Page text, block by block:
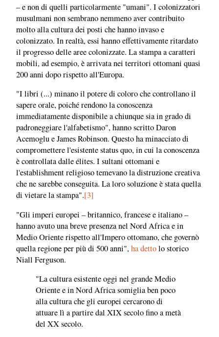
– e non di quelli particolarmente "umani". I colonizzatori
musulmani non sembrano nemmeno aver contribuito
molto alla cultura dei posti che hanno invaso e
colonizzato. In realtà, essi hanno effettivamente ritardato
il progresso delle aree colonizzate. La stampa a caratteri
mobili, ad esempio, è arrivata nei territori ottomani quasi
200 anni dopo rispetto all'Europa.
"I libri (...) minano il potere di coloro che controllano il
sapere orale, poiché rendono la conoscenza
immediatamente disponibile a chiunque sia in grado di
padroneggiare l'alfabetismo", hanno scritto Daron
Acemoglu e James Robinson. Questo ha minacciato di
compromettere l'esistente status quo, in cui la conoscenza
è controllata dalle élites. I sultani ottomani e
l'establishment religioso temevano la distruzione creativa
che ne sarebbe conseguita. La loro soluzione è stata quella
di vietare la stampa".[3]
"Gli imperi europei – britannico, francese e italiano –
hanno avuto una breve presenza nel Nord Africa e in
Medio Oriente rispetto all'Impero ottomano, che governò
quella regione per più di 500 anni",ha dettolo storico
Niall Ferguson.
"La cultura esistente oggi nel grande Medio
Oriente e in Nord Africa somiglia ben poco
alla cultura che gli europei cercarono di
attuare lì a partire dal XIX secolo fino a metà
del XX secolo.